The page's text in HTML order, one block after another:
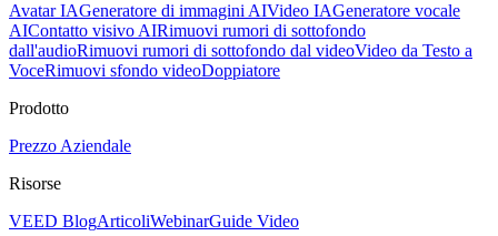
Avatar IAGeneratore di immagini AIVideo IAGeneratore vocale
AIContatto visivo AIRimuovi rumori di sottofondo
dall'audioRimuovi rumori di sottofondo dal videoVideo da Testo a
VoceRimuovi sfondo videoDoppiatore
Prodotto
PrezzoAziendale
Risorse
VEED BlogArticoliWebinarGuide Video